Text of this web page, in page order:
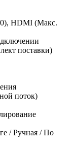
HDMI (Макс.
поставки)
поток)
/ Ручная / По